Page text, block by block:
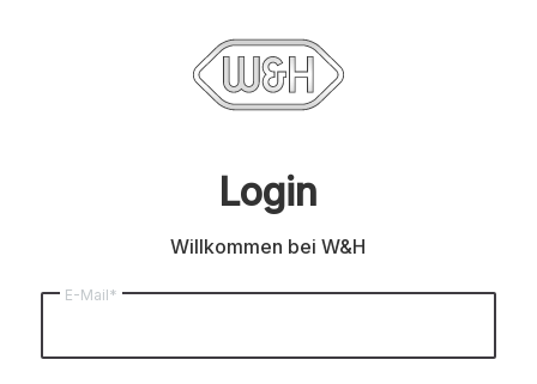
Login
Willkommen bei W&H
E-Mail*